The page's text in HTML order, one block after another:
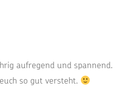
aufregend und spannend.
so gut versteht.